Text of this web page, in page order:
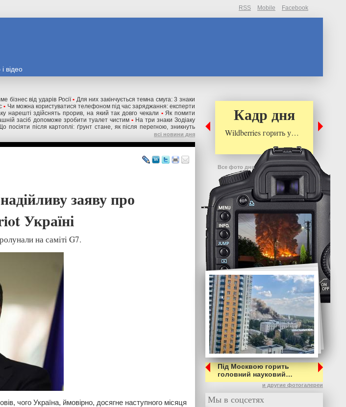
RSS Mobile Facebook
відео
бізнес від ударів Росії • Для них закінчується темна смуга: 3 знаки
• Чи можна користуватися телефоном під час заряджання: експерти
нарешті здійснять прорив, на який так довго чекали • Як помити
засіб допоможе зробити туалет чистим • На три знаки Зодіаку
посіяти після картоплі: ґрунт стане, як після перегною, зникнуть
всі новини дня
заяву про
Україні
на саміті G7.
чого Україна, ймовірно, досягне наступного місяця
Кадр дня
Wildberries горить у…
Все фото дня
Під Москвою горить
головний науковий…
и другие фотогалереи
Мы в соцсетях